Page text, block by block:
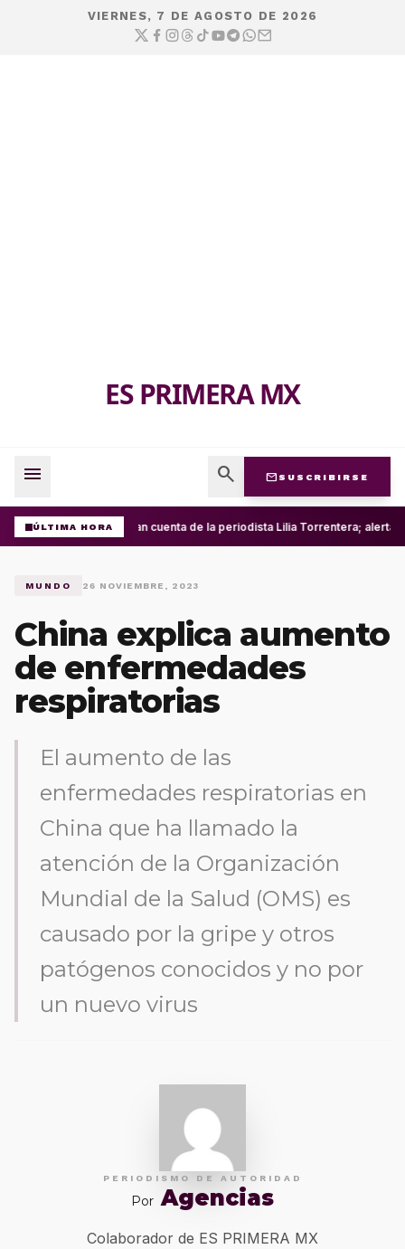
VIERNES, 7 DE AGOSTO DE 2026
ES PRIMERA MX
menu search mail SUSCRIBIRSE
ÚLTIMA HORARoban cuenta de la periodista Lilia Torrentera; alerta
MUNDO 26 NOVIEMBRE, 2023
China explica aumento
de enfermedades
respiratorias
El aumento de las
enfermedades respiratorias en
China que ha llamado la
atención de la Organización
Mundial de la Salud (OMS) es
causado por la gripe y otros
patógenos conocidos y no por
un nuevo virus
PERIODISMO DE AUTORIDAD
Por Agencias
Colaborador de ES PRIMERA MX